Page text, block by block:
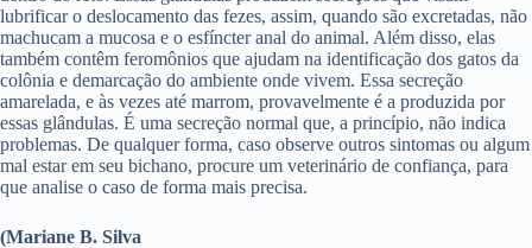
lubrificar o deslocamento das fezes, assim, quando são excretadas, não
machucam a mucosa e o esfíncter anal do animal. Além disso, elas
também contêm feromônios que ajudam na identificação dos gatos da
colônia e demarcação do ambiente onde vivem. Essa secreção
amarelada, e às vezes até marrom, provavelmente é a produzida por
essas glândulas. É uma secreção normal que, a princípio, não indica
problemas. De qualquer forma, caso observe outros sintomas ou algum
mal estar em seu bichano, procure um veterinário de confiança, para
que analise o caso de forma mais precisa.
(Mariane B. Silva